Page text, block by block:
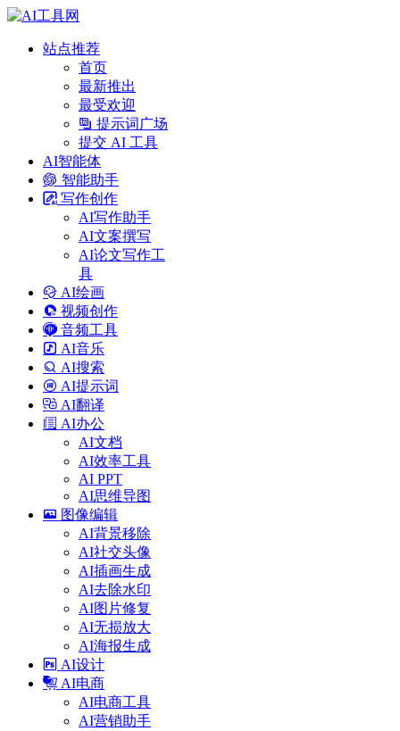
站点推荐
首页
最新推出
最受欢迎
提示词广场
提交 AI 工具
AI智能体
智能助手
写作创作
AI写作助手
AI文案撰写
AI论文写作工
具
AI绘画
视频创作
音频工具
AI音乐
AI搜索
AI提示词
AI翻译
AI办公
AI文档
AI效率工具
AI PPT
AI思维导图
图像编辑
AI背景移除
AI社交头像
AI插画生成
AI去除水印
AI图片修复
AI无损放大
AI海报生成
AI设计
AI电商
AI电商工具
AI营销助手